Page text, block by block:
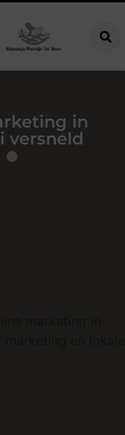
in
versneld